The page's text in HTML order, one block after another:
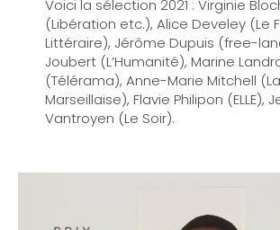
Voici la sélection 2021 : Virginie
(Libération etc.), Alice Develey (Le
Littéraire), Jérôme Dupuis (free-
Joubert (L’Humanité), Marine
(Télérama), Anne-Marie Mitchell (La
Marseillaise), Flavie Philipon (ELLE),
Vantroyen (Le Soir).